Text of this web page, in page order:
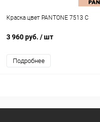
Краска цвет PANTONE 7513 C
3 960 руб. / шт
Подробнее